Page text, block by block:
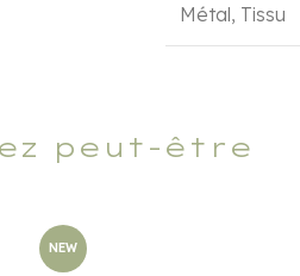
Métal, Tissu
peut-être
NEW